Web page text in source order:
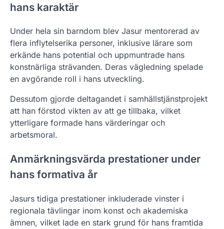
hans karaktär
Under hela sin barndom blev Jasur mentorerad av
flera inflytelserika personer, inklusive lärare som
erkände hans potential och uppmuntrade hans
konstnärliga strävanden. Deras vägledning spelade
en avgörande roll i hans utveckling.
Dessutom gjorde deltagandet i samhällstjänstprojekt
att han förstod vikten av att ge tillbaka, vilket
ytterligare formade hans värderingar och
arbetsmoral.
Anmärkningsvärda prestationer under
hans formativa år
Jasurs tidiga prestationer inkluderade vinster i
regionala tävlingar inom konst och akademiska
ämnen, vilket lade en stark grund för hans framtida